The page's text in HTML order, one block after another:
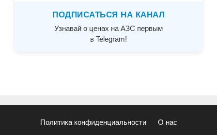
ПОДПИСАТЬСЯ НА КАНАЛ
Узнавай о ценах на АЗС первым
в Telegram!
Политика конфиденциальности О нас